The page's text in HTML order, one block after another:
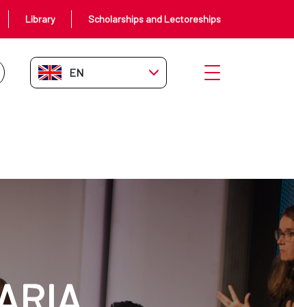
Library Scholarships and Lectoreships
EN-GB Open menu